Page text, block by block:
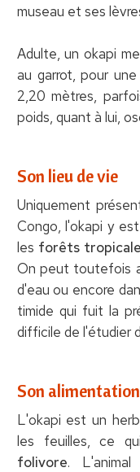
museau et ses
Adulte, un okapi
au garrot, pour
2,20 mètres,
poids, quant à lui,
Son lieu de vie
Uniquement
Congo, l'okapi y
les forêts
On peut toutefois
d'eau ou encore
timide qui fuit la
difficile de l'étudier
Son alimentation
L'okapi est un
les feuilles, ce
folivore.